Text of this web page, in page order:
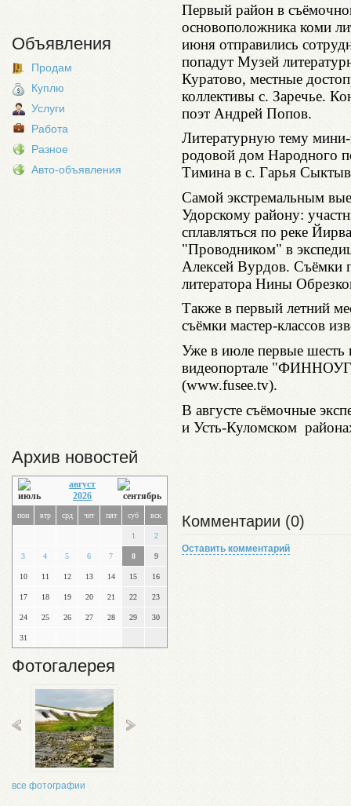
Объявления
Продам
Куплю
Услуги
Работа
Разное
Авто-объявления
Архив новостей
август
2026
пон втр срд чет пят суб вск
1 2
3 4 5 6 7 8 9
10 11 12 13 14 15 16
17 18 19 20 21 22 23
24 25 26 27 28 29 30
31
Фотогалерея
все фотографии
Первый район в
основоположника коми
июня отправились
попадут Музей
Куратово, местные
коллективы с. Заречье.
поэт Андрей Попов.
Литературную тему
родовой дом Народного
Тимина в с. Гарья
Самой экстремальным
Удорскому району:
сплавляться по реке
"Проводником" в
Алексей Вурдов. Съёмки
литератора Нины
Также в первый летний
съёмки мастер-классов
Уже в июле первые шесть
видеопортале
(www.fusee.tv).
В августе съёмочные
и Усть-Куломском
Комментарии (0)
Оставить комментарий